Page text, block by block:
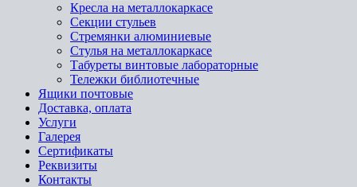
Кресла на металлокаркасе
Секции стульев
Стремянки алюминиевые
Стулья на металлокаркасе
Табуреты винтовые лабораторные
Тележки библиотечные
Ящики почтовые
Доставка, оплата
Услуги
Галерея
Сертификаты
Реквизиты
Контакты